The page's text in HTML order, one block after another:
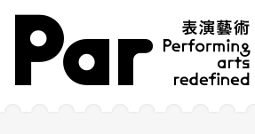
跳到主要內容區塊
網站導覽